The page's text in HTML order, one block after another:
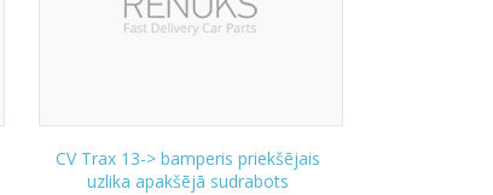
CV Trax 13-> bamperis priekšējais
uzlika apakšējā sudrabots